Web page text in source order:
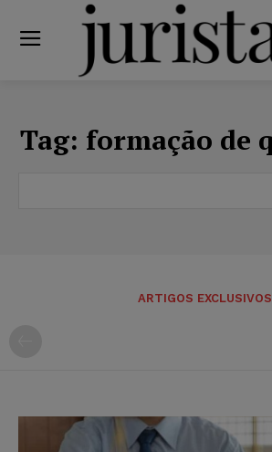
Tag: formação de
ARTIGOS EXCLUSIVOS